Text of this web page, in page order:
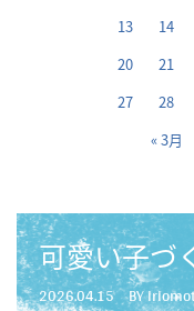
« 3月
13
14
20
21
27
28
可愛い子づ
2026.04.15 BY